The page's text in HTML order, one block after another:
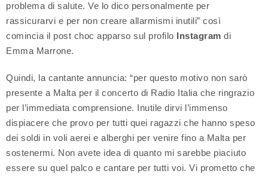
problema di salute. Ve lo dico personalmente per
rassicurarvi e per non creare allarmismi inutili” così
comincia il post choc apparso sul profilo Instagram di
Emma Marrone.
Quindi, la cantante annuncia: “per questo motivo non sarò
presente a Malta per il concerto di Radio Italia che ringrazio
per l’immediata comprensione. Inutile dirvi l’immenso
dispiacere che provo per tutti quei ragazzi che hanno speso
dei soldi in voli aerei e alberghi per venire fino a Malta per
sostenermi. Non avete idea di quanto mi sarebbe piaciuto
essere su quel palco e cantare per tutti voi. Vi prometto che